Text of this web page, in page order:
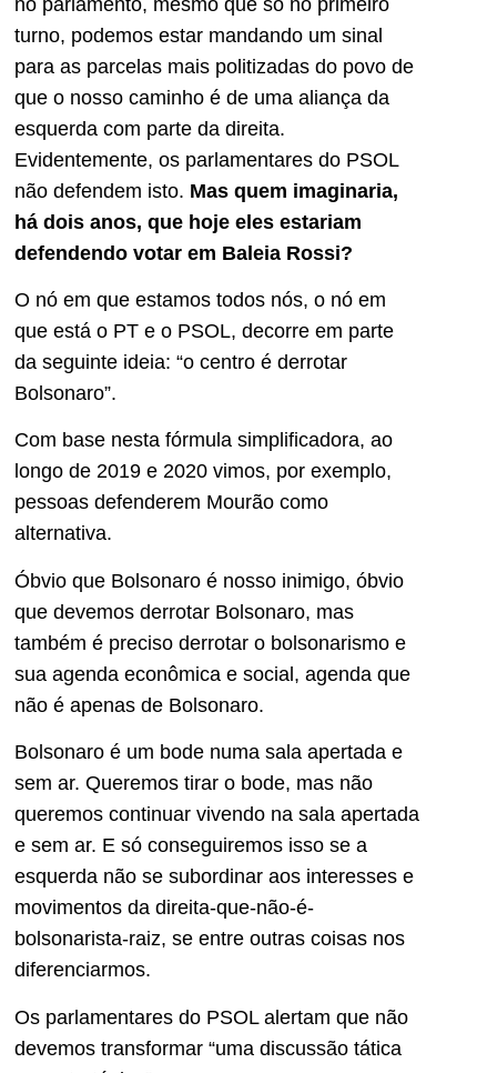
turno, podemos estar mandando um sinal
para as parcelas mais politizadas do povo de
que o nosso caminho é de uma aliança da
esquerda com parte da direita.
Evidentemente, os parlamentares do PSOL
não defendem isto. Mas quem imaginaria,
há dois anos, que hoje eles estariam
defendendo votar em Baleia Rossi?
O nó em que estamos todos nós, o nó em
que está o PT e o PSOL, decorre em parte
da seguinte ideia: “o centro é derrotar
Bolsonaro”.
Com base nesta fórmula simplificadora, ao
longo de 2019 e 2020 vimos, por exemplo,
pessoas defenderem Mourão como
alternativa.
Óbvio que Bolsonaro é nosso inimigo, óbvio
que devemos derrotar Bolsonaro, mas
também é preciso derrotar o bolsonarismo e
sua agenda econômica e social, agenda que
não é apenas de Bolsonaro.
Bolsonaro é um bode numa sala apertada e
sem ar. Queremos tirar o bode, mas não
queremos continuar vivendo na sala apertada
e sem ar. E só conseguiremos isso se a
esquerda não se subordinar aos interesses e
movimentos da direita-que-não-é-
bolsonarista-raiz, se entre outras coisas nos
diferenciarmos.
Os parlamentares do PSOL alertam que não
devemos transformar “uma discussão tática